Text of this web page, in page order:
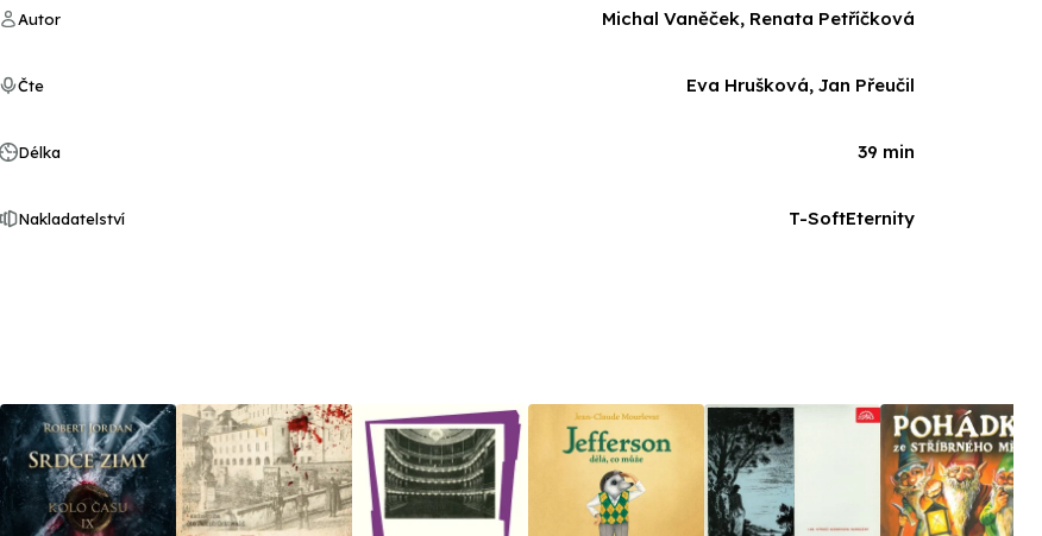
Autor Michal Vaněček, Renata Petříčková
Čte Eva Hrušková, Jan Přeučil
Délka 39 min
Nakladatelství T-SoftEternity